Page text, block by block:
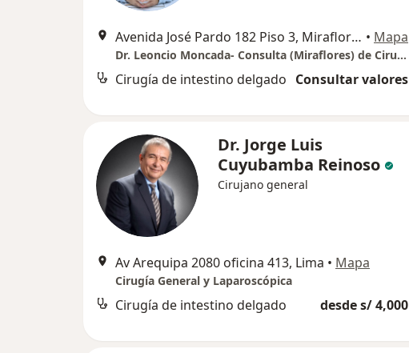
Avenida José Pardo 182 Piso 3, Miraflores • Mapa
Dr. Leoncio Moncada- Consulta (Miraflores) de Cirugía General
Cirugía de intestino delgado Consultar valores
Dr. Jorge Luis
Cuyubamba Reinoso
Cirujano general
Av Arequipa 2080 oficina 413, Lima • Mapa
Cirugía General y Laparoscópica
Cirugía de intestino delgado desde s/ 4,000